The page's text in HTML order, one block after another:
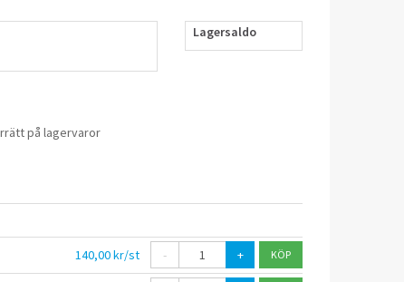
på lagervaror
Lagersaldo
140,00 kr/st - +